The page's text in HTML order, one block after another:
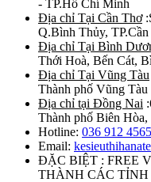
- TP.Hồ Chí Minh
Địa chỉ Tại Cần Thơ
Q.Bình Thủy,
Địa chỉ Tại Bình
Thới Hoà, Bến Cát,
Địa chỉ Tại Vũng Tàu
Thành phố Vũng Tàu
Địa chỉ tại Đồng Nai
Thành phố Biên
Hotline: 036 912 4565
Email:
ĐẶC BIỆT : FREE
THÀNH CÁC